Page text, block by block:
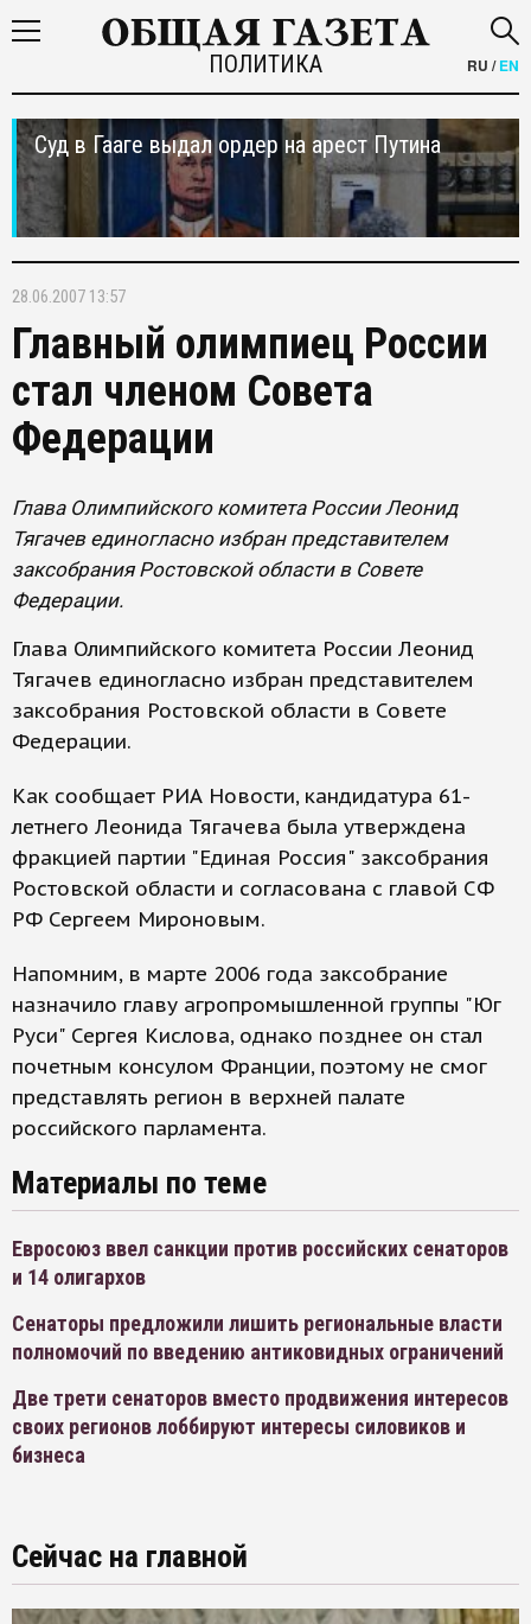
ПОЛИТИКА RU /EN
Суд в Гааге выдал ордер на арест Путина
28.06.2007 13:57
Главный олимпиец России
стал членом Совета
Федерации
Глава Олимпийского комитета России Леонид
Тягачев единогласно избран представителем
заксобрания Ростовской области в Совете
Федерации.
Глава Олимпийского комитета России Леонид
Тягачев единогласно избран представителем
заксобрания Ростовской области в Совете
Федерации.
Как сообщает РИА Новости, кандидатура 61-
летнего Леонида Тягачева была утверждена
фракцией партии "Единая Россия" заксобрания
Ростовской области и согласована с главой СФ
РФ Сергеем Мироновым.
Напомним, в марте 2006 года заксобрание
назначило главу агропромышленной группы "Юг
Руси" Сергея Кислова, однако позднее он стал
почетным консулом Франции, поэтому не смог
представлять регион в верхней палате
российского парламента.
Материалы по теме
Евросоюз ввел санкции против российских сенаторов
и 14 олигархов
Сенаторы предложили лишить региональные власти
полномочий по введению антиковидных ограничений
Две трети сенаторов вместо продвижения интересов
своих регионов лоббируют интересы силовиков и
бизнеса
Сейчас на главной